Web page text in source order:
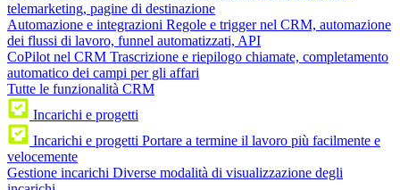
telemarketing, pagine di destinazione
Automazione e integrazioni Regole e trigger nel CRM, automazione
dei flussi di lavoro, funnel automatizzati, API
CoPilot nel CRM Trascrizione e riepilogo chiamate, completamento
automatico dei campi per gli affari
Tutte le funzionalità CRM
Incarichi e progetti
Incarichi e progetti Portare a termine il lavoro più facilmente e
velocemente
Gestione incarichi Diverse modalità di visualizzazione degli